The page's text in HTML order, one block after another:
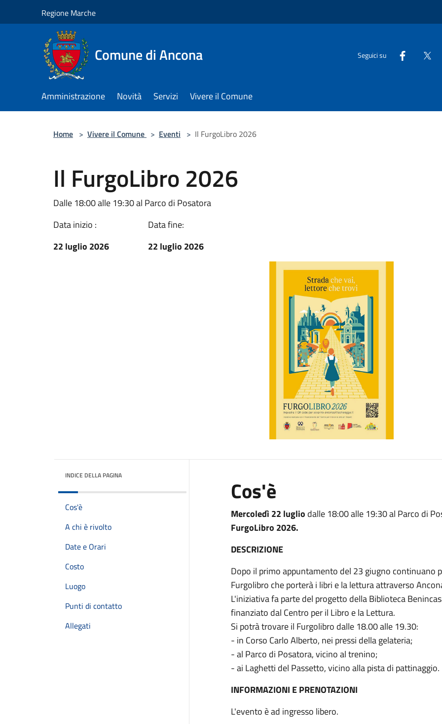
Regione Marche
Comune di Ancona Seguici su
Amministrazione Novità Servizi Vivere il Comune
Home > Vivere il Comune > Eventi > Il FurgoLibro 2026
Il FurgoLibro 2026
Dalle 18:00 alle 19:30 al Parco di Posatora
Data inizio :
22 luglio 2026
Data fine:
22 luglio 2026
INDICE DELLA PAGINA
Cos'è
A chi è rivolto
Date e Orari
Costo
Luogo
Punti di contatto
Allegati
Cos'è
Mercoledì 22 luglio dalle 18:00 alle 19:30 al Parco di
FurgoLibro 2026.
DESCRIZIONE
Dopo il primo appuntamento del 23 giugno continuano
Furgolibro che porterà i libri e la lettura attraverso
L'iniziativa fa parte del progetto della Biblioteca
finanziato dal Centro per il Libro e la Lettura.
Si potrà trovare il Furgolibro dalle 18.00 alle 19.30:
- in Corso Carlo Alberto, nei pressi della gelateria;
- al Parco di Posatora, vicino al trenino;
- ai Laghetti del Passetto, vicino alla pista di pattinaggio.
INFORMAZIONI E PRENOTAZIONI
L'evento è ad ingresso libero.